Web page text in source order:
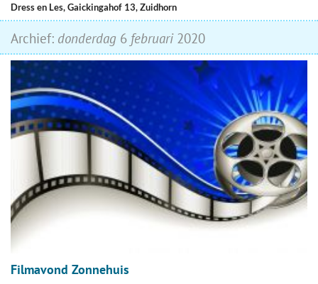
Dress en Les, Gaickingahof 13, Zuidhorn
Archief: donderdag 6 februari2020
Filmavond Zonnehuis